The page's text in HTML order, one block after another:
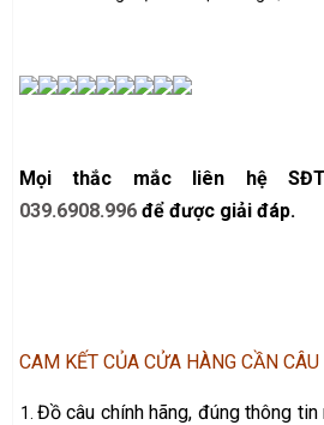
Mọi thắc mắc liên hệ
039.6908.996 để được giải đáp.
CAM KẾT CỦA CỬA HÀNG CẦN
Đồ câu chính hãng, đúng thông